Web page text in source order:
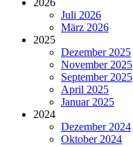
Juli 2026
März 2026
2025
Dezember 2025
November 2025
September 2025
April 2025
Januar 2025
2024
Dezember 2024
Oktober 2024